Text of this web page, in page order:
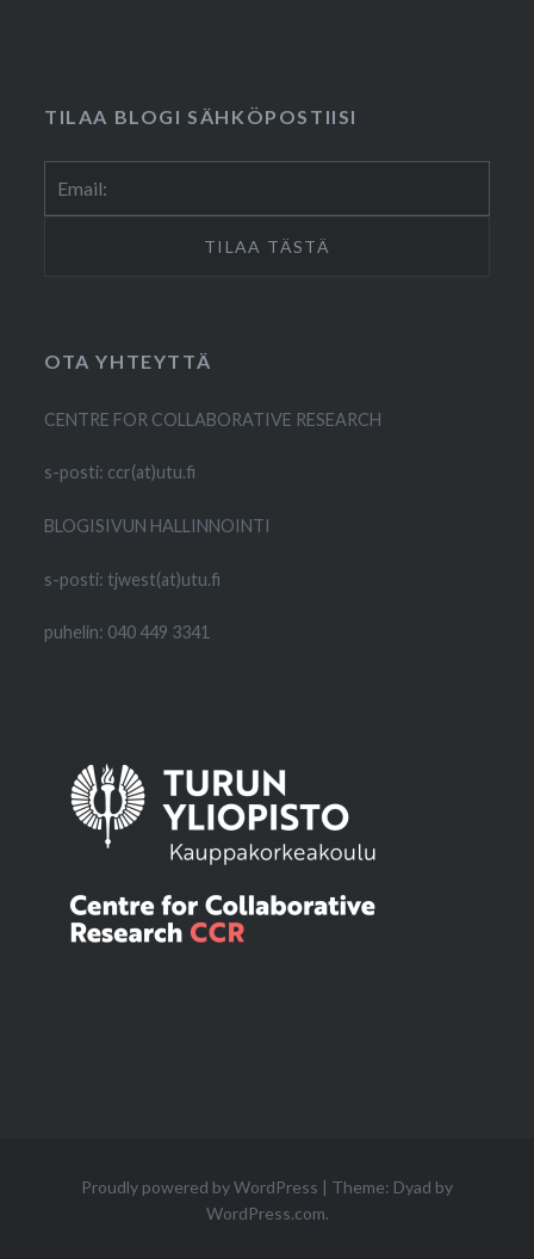
TILAA BLOGI SÄHKÖPOSTIISI
OTA YHTEYTTÄ
CENTRE FOR COLLABORATIVE RESEARCH
s-posti: ccr(at)utu.fi
BLOGISIVUN HALLINNOINTI
s-posti: tjwest(at)utu.fi
puhelin: 040 449 3341
Proudly powered by WordPress | Theme: Dyad by
WordPress.com.